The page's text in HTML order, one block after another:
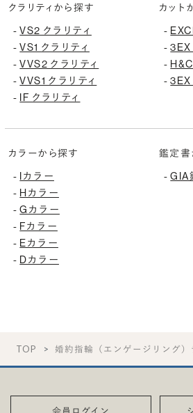
クラリティから探す
-VS2 クラリティ
-VS1 クラリティ
-VVS2 クラリティ
-VVS1 クラリティ
- IF クラリティ
カット
-
-3EX
-
-3EX
カラーから探す
- Iカラー
- Hカラー
-Gカラー
- Fカラー
- Eカラー
- Dカラー
鑑定書
-GIA
TOP 婚約指輪（エンゲージリング）